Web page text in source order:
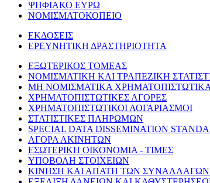
ΨΗΦΙΑΚΟ ΕΥΡΩ
ΝΟΜΙΣΜΑΤΟΚΟΠΕΙΟ
ΕΚΔΟΣΕΙΣ
ΕΡΕΥΝΗΤΙΚΗ ΔΡΑΣΤΗΡΙΟΤΗΤΑ
ΕΞΩΤΕΡΙΚΟΣ ΤΟΜΕΑΣ
ΝΟΜΙΣΜΑΤΙΚΗ ΚΑΙ ΤΡΑΠΕΖΙΚΗ
ΜΗ ΝΟΜΙΣΜΑΤΙΚΑ
ΧΡΗΜΑΤΟΠΙΣΤΩΤΙΚΕΣ ΑΓΟΡΕΣ
ΧΡΗΜΑΤΟΠΙΣΤΩΤΙΚΟΙ ΛΟΓΑΡΙΑΣΜΟΙ
ΣΤΑΤΙΣΤΙΚΕΣ ΠΛΗΡΩΜΩΝ
SPECIAL DATA DISSEMINATION
ΑΓΟΡΑ ΑΚΙΝΗΤΩΝ
ΕΣΩΤΕΡΙΚΗ ΟΙΚΟΝΟΜΙΑ - ΤΙΜΕΣ
ΥΠΟΒΟΛΗ ΣΤΟΙΧΕΙΩΝ
ΚΙΝΗΣΗ ΚΑΙ ΑΠΑΤΗ ΤΩΝ